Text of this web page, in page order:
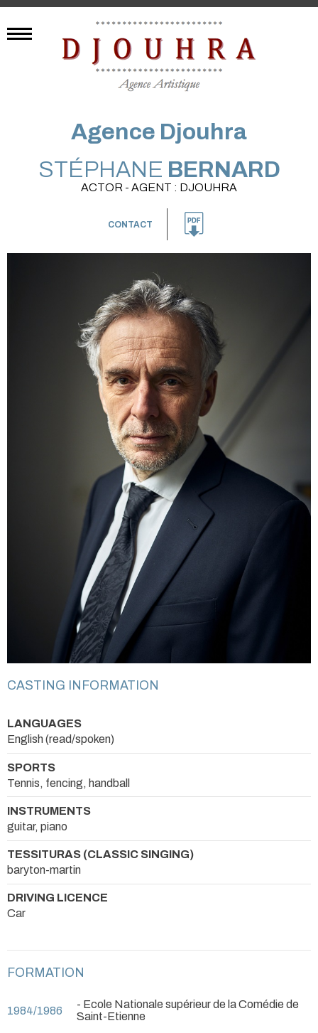
Agence Djouhra
STÉPHANE BERNARD
ACTOR - AGENT : DJOUHRA
CONTACT
CASTING INFORMATION
LANGUAGES
English (read/spoken)
SPORTS
Tennis, fencing, handball
INSTRUMENTS
guitar, piano
TESSITURAS (CLASSIC SINGING)
baryton-martin
DRIVING LICENCE
Car
FORMATION
1984/1986
- Ecole Nationale supérieur de la Comédie de
Saint-Etienne